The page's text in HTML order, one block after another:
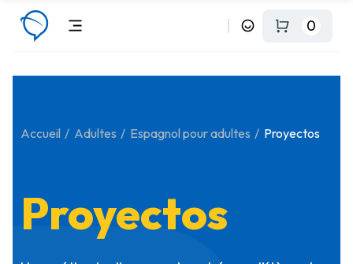
0
Accueil Adultes Espagnol pour adultes Proyectos
Proyectos